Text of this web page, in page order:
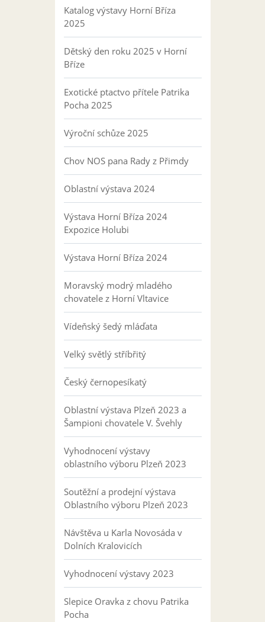
Katalog výstavy Horní Bříza
2025
Dětský den roku 2025 v Horní
Bříze
Exotické ptactvo přítele Patrika
Pocha 2025
Výroční schůze 2025
Chov NOS pana Rady z Přimdy
Oblastní výstava 2024
Výstava Horní Bříza 2024
Expozice Holubi
Výstava Horní Bříza 2024
Moravský modrý mladého
chovatele z Horní Vltavice
Vídeňský šedý mláďata
Velký světlý stříbřitý
Český černopesíkatý
Oblastní výstava Plzeň 2023 a
Šampioni chovatele V. Švehly
Vyhodnocení výstavy
oblastního výboru Plzeň 2023
Soutěžní a prodejní výstava
Oblastního výboru Plzeň 2023
Návštěva u Karla Novosáda v
Dolních Kralovicích
Vyhodnocení výstavy 2023
Slepice Oravka z chovu Patrika
Pocha